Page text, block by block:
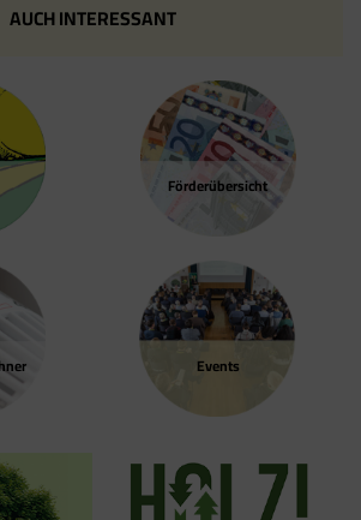
Förder­übersicht
Events
AUCH INTERESSANT